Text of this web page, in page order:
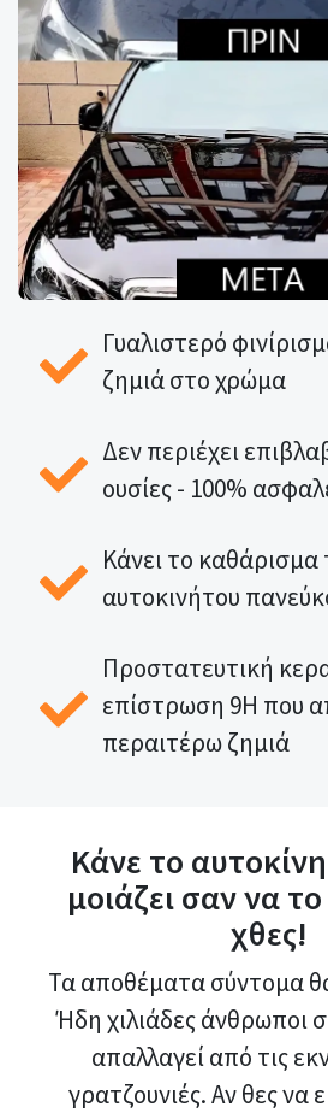
Γυαλιστερό
ζημιά στο χρώμα
Δεν περιέχει
ουσίες - 100%
Κάνει το καθάρισμα
αυτοκινήτου
Προστατευτική
επίστρωση 9Η που
περαιτέρω ζημιά
Κάνε το
μοιάζει σαν να
χθες!
Τα αποθέματα σύντομα
Ήδη χιλιάδες άνθρωποι
απαλλαγεί από τις
γρατζουνιές. Αν θες να